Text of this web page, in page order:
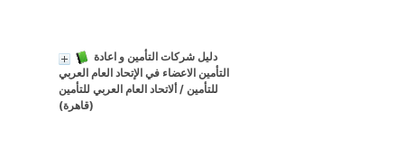
دليل شركات التأمين و اعادة
التأمين الاعضاء في الإتحاد العام العربي
للتأمين / ألاتحاد العام العربي للتأمين
(قاهرة)